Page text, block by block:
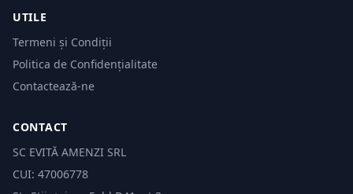
UTILE
Termeni și Condiții
Politica de Confidențialitate
Contactează-ne
CONTACT
SC EVITĂ AMENZI SRL
CUI: 47006778